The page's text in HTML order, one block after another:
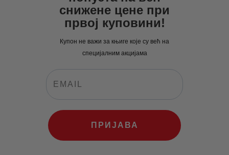
снижене цене при
првој куповини!
Купон не важи за књиге које су већ на
специјалним акцијама
ПРИЈАВА